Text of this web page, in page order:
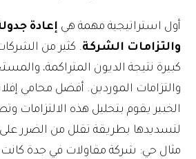
أول استراتيجية مهمة هي إعادة
والتزامات الشركة. كثير من
كبيرة نتيجة الديون المتراكمة،
والتزامات الموردين. أفضل محامي
الخبير يقوم بتحليل هذه الالتزامات
لتسديدها بطريقة تقلل من الضرر
مثال حي: شركة مقاولات في جدة كانت